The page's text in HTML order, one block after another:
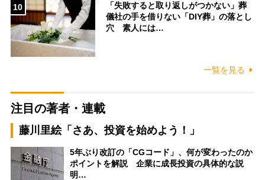
10
「失敗すると取り返しがつかない」葬
儀社の手を借りない「DIY葬」の落とし
穴 素人には…
一覧を見る
注目の著者・連載
藤川里絵「さあ、投資を始めよう！」
5年ぶり改訂の「CGコード」、何が変わったのか
ポイントを解説 企業に成長投資の具体的な説
明…